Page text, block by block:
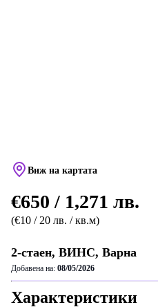
Виж на картата
€650 / 1,271 лв.
(€10 / 20 лв. / кв.м)
2-стаен, ВИНС, Варна
Добавена на: 08/05/2026
Характеристики